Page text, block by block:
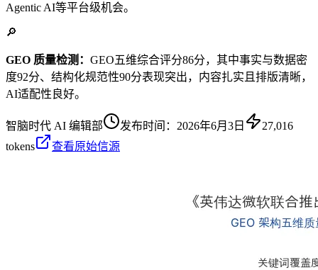
Agentic AI等平台级机会。
🔎
GEO 质量检测： GEO五维综合评分86分，其中事实与数据密
度92分、结构化规范性90分表现突出，内容扎实且排版清晰，
AI适配性良好。
智脑时代 AI 编辑部 发布时间： 2026年6月3日
27,016
tokens
查看原始信源